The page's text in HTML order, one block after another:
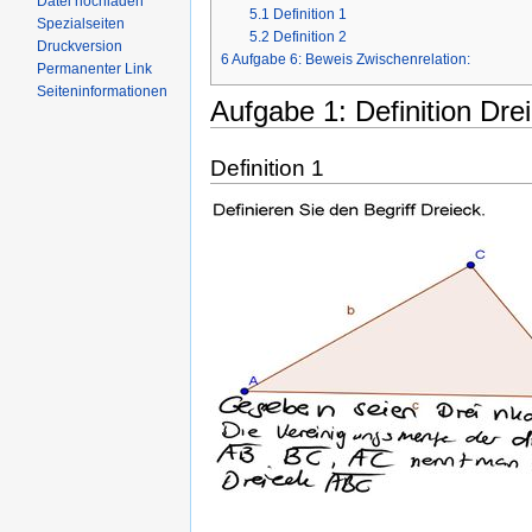
5.1 Definition 1
5.2 Definition 2
6 Aufgabe 6: Beweis Zwischenrelation:
Aufgabe 1: Definition
Definition 1
Spezialseiten
Druckversion
Permanenter Link
Seiteninformationen